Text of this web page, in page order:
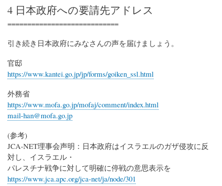
4 日本政府への要請先アドレス
============================
引き続き日本政府にみなさんの声を届けましょう。
官邸
https://www.kantei.go.jp/jp/forms/goiken_ssl.html
外務省
https://www.mofa.go.jp/mofaj/comment/index.html
mail-han@mofa.go.jp
(参考)
JCA-NET理事会声明：日本政府はイスラエルのガザ侵攻に反
対し、イスラエル・
パレスチナ戦争に対して明確に停戦の意思表示を
https://www.jca.apc.org/jca-net/ja/node/301